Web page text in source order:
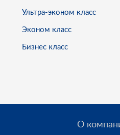
Ультра-эконом класс
Эконом класс
Бизнес класс
О